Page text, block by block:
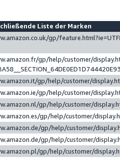
Liste der Marken
gp/
gp/help/customer/
gp/help/customer/
gp/help/customer/
gp/help/customer/
gp/help/customer/
gp/help/customer/
gp/help/customer/
gp/help/customer/